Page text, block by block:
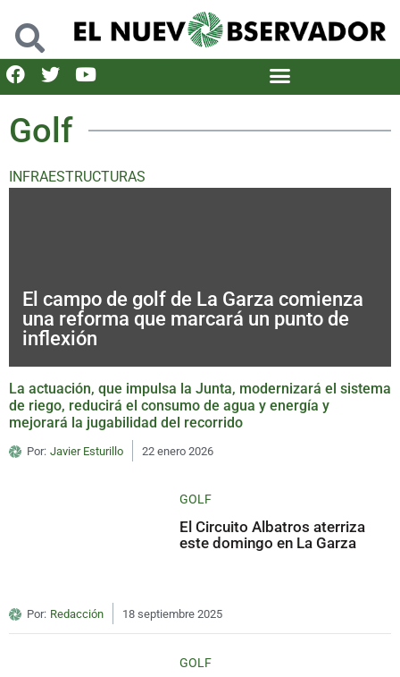
Golf
INFRAESTRUCTURAS
El campo de golf de La Garza comienza
una reforma que marcará un punto de
inflexión
La actuación, que impulsa la Junta, modernizará el sistema
de riego, reducirá el consumo de agua y energía y
mejorará la jugabilidad del recorrido
Por: Javier Esturillo 22 enero 2026
GOLF
El Circuito Albatros aterriza
este domingo en La Garza
Por: Redacción 18 septiembre 2025
GOLF